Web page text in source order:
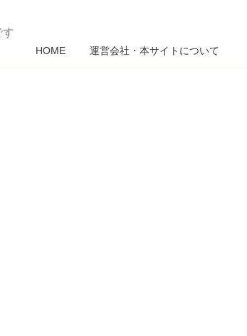
HOME 運営会社・本サイトについて